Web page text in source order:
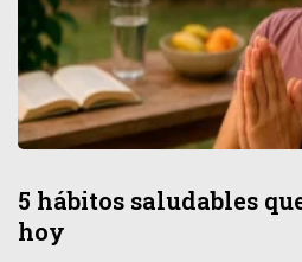
5 hábitos saludables
hoy